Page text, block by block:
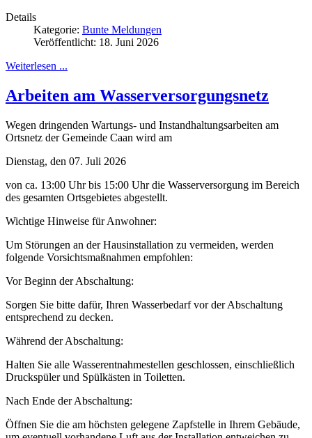
Details
Kategorie: Bunte Meldungen
Veröffentlicht: 18. Juni 2026
Weiterlesen ...
Arbeiten am Wasserversorgungsnetz
Wegen dringenden Wartungs- und Instandhaltungsarbeiten am
Ortsnetz der Gemeinde Caan wird am
Dienstag, den 07. Juli 2026
von ca. 13:00 Uhr bis 15:00 Uhr die Wasserversorgung im Bereich
des gesamten Ortsgebietes abgestellt.
Wichtige Hinweise für Anwohner:
Um Störungen an der Hausinstallation zu vermeiden, werden
folgende Vorsichtsmaßnahmen empfohlen:
Vor Beginn der Abschaltung:
Sorgen Sie bitte dafür, Ihren Wasserbedarf vor der Abschaltung
entsprechend zu decken.
Während der Abschaltung:
Halten Sie alle Wasserentnahmestellen geschlossen, einschließlich
Druckspüler und Spülkästen in Toiletten.
Nach Ende der Abschaltung:
Öffnen Sie die am höchsten gelegene Zapfstelle in Ihrem Gebäude,